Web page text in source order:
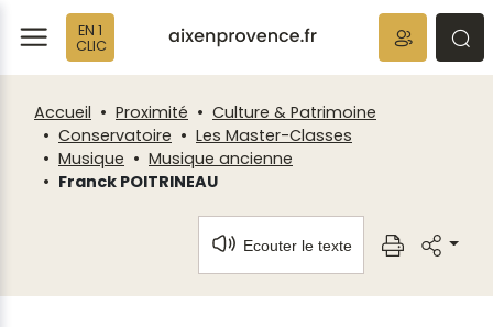
EN 1
CLIC
Accueil Proximité
Culture & Patrimoine
Conservatoire
Les Master-Classes
Musique
Musique ancienne
Franck POITRINEAU
Ecouter le texte
Fenêtre
de
chat
Panneau de gestion des cookies